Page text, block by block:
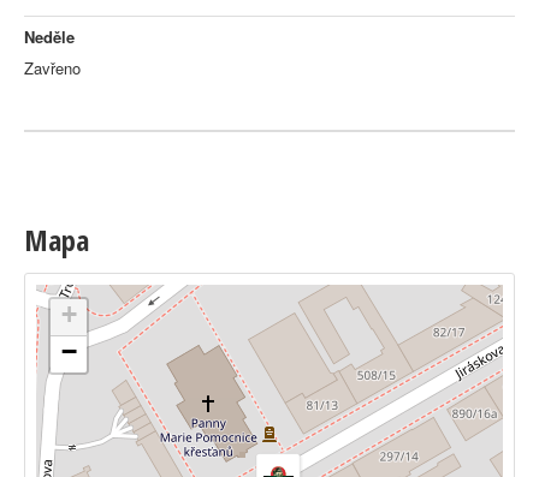
Neděle
Zavřeno
Mapa
+
−